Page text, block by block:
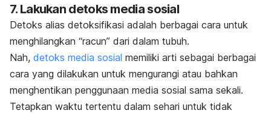
7. Lakukan detoks media sosial
Detoks alias detoksifikasi adalah berbagai cara untuk
menghilangkan “racun” dari dalam tubuh.
Nah, detoks media sosial memiliki arti sebagai berbagai
cara yang dilakukan untuk mengurangi atau bahkan
menghentikan penggunaan media sosial sama sekali.
Tetapkan waktu tertentu dalam sehari untuk tidak